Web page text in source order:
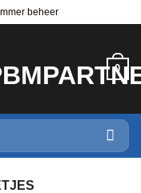
beheer
0